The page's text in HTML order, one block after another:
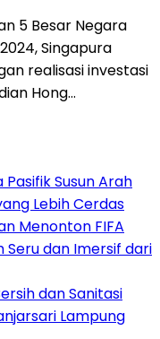
5 Besar Negara
Singapura
realisasi investasi
Hong…
Susun Arah
Lebih Cerdas
Menonton FIFA
Seru dan Imersif dari
dan Sanitasi
Lampung